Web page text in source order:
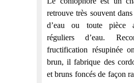
retrouve très souvent
d’eau ou toute pièce
réguliers d’eau.
fructification résupinée
brun, il fabrique des
et bruns foncés de façon